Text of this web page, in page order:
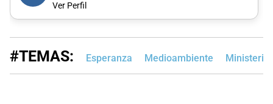
Ver Perfil
#TEMAS: Esperanza Medioambiente Ministerio